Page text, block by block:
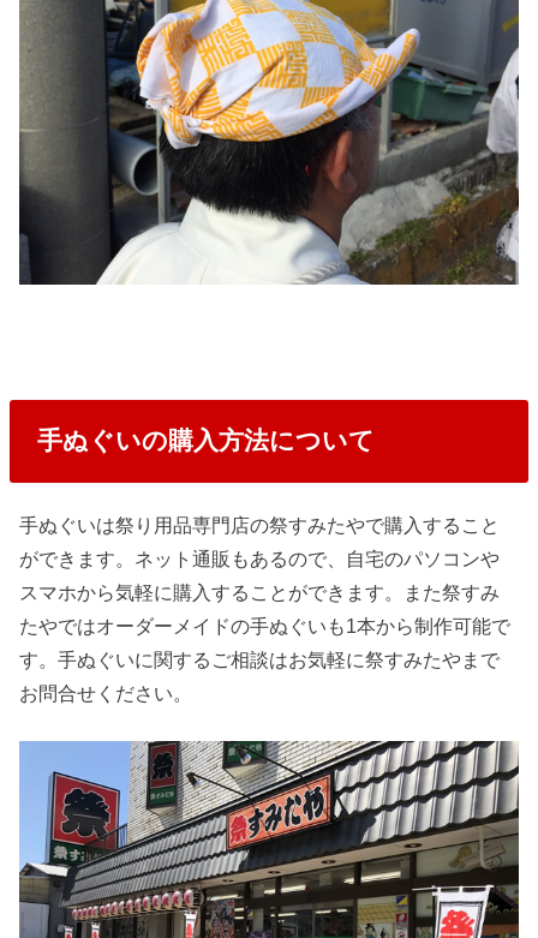
手ぬぐいの購入方法について
手ぬぐいは祭り用品専門店の祭すみたやで購入すること
ができます。ネット通販もあるので、自宅のパソコンや
スマホから気軽に購入することができます。また祭すみ
たやではオーダーメイドの手ぬぐいも1本から制作可能で
す。手ぬぐいに関するご相談はお気軽に祭すみたやまで
お問合せください。